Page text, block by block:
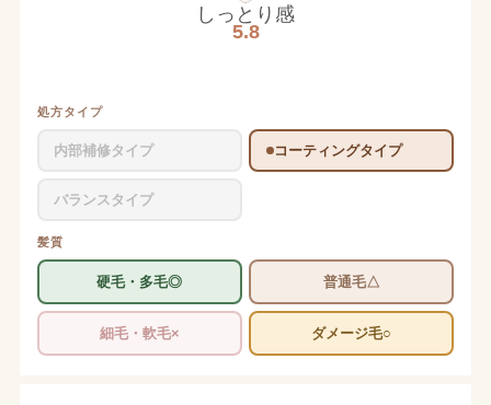
しっとり感
5.8
処方タイプ
内部補修タイプ コーティングタイプ
バランスタイプ
髪質
硬毛・多毛◎ 普通毛△
細毛・軟毛× ダメージ毛○